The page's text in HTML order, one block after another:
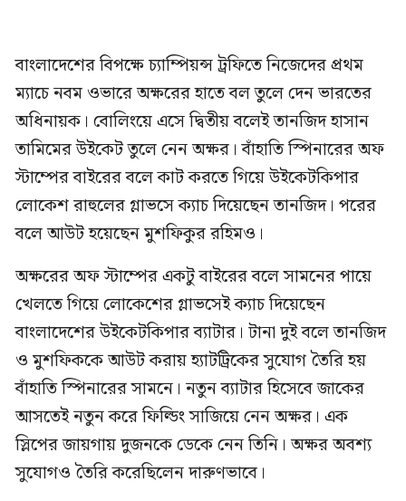
বাংলাদেশের বিপক্ষে চ্যাম্পিয়ন্স ট্রফিতে নিজেদের প্রথম
ম্যাচে নবম ওভারে অক্ষরের হাতে বল তুলে দেন ভারতের
অধিনায়ক। বোলিংয়ে এসে দ্বিতীয় বলেই তানজিদ হাসান
তামিমের উইকেট তুলে নেন অক্ষর। বাঁহাতি স্পিনারের অফ
স্টাম্পের বাইরের বলে কাট করতে গিয়ে উইকেটকিপার
লোকেশ রাহুলের গ্লাভসে ক্যাচ দিয়েছেন তানজিদ। পরের
বলে আউট হয়েছেন মুশফিকুর রহিমও।
অক্ষরের অফ স্টাম্পের একটু বাইরের বলে সামনের পায়ে
খেলতে গিয়ে লোকেশের গ্লাভসেই ক্যাচ দিয়েছেন
বাংলাদেশের উইকেটকিপার ব্যাটার। টানা দুই বলে তানজিদ
ও মুশফিককে আউট করায় হ্যাটট্রিকের সুযোগ তৈরি হয়
বাঁহাতি স্পিনারের সামনে। নতুন ব্যাটার হিসেবে জাকের
আসতেই নতুন করে ফিল্ডিং সাজিয়ে নেন অক্ষর। এক
স্লিপের জায়গায় দুজনকে ডেকে নেন তিনি। অক্ষর অবশ্য
সুযোগও তৈরি করেছিলেন দারুণভাবে।